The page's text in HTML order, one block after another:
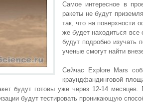
Самое интересное в
ракеты не будут
так, что на поверхности
же будет находиться все
будут подробно изучать
ученые смогут найти
Сейчас Explore Mars
краундфандинговой
будут готовы уже через 12-14
будут тестировать проникающую